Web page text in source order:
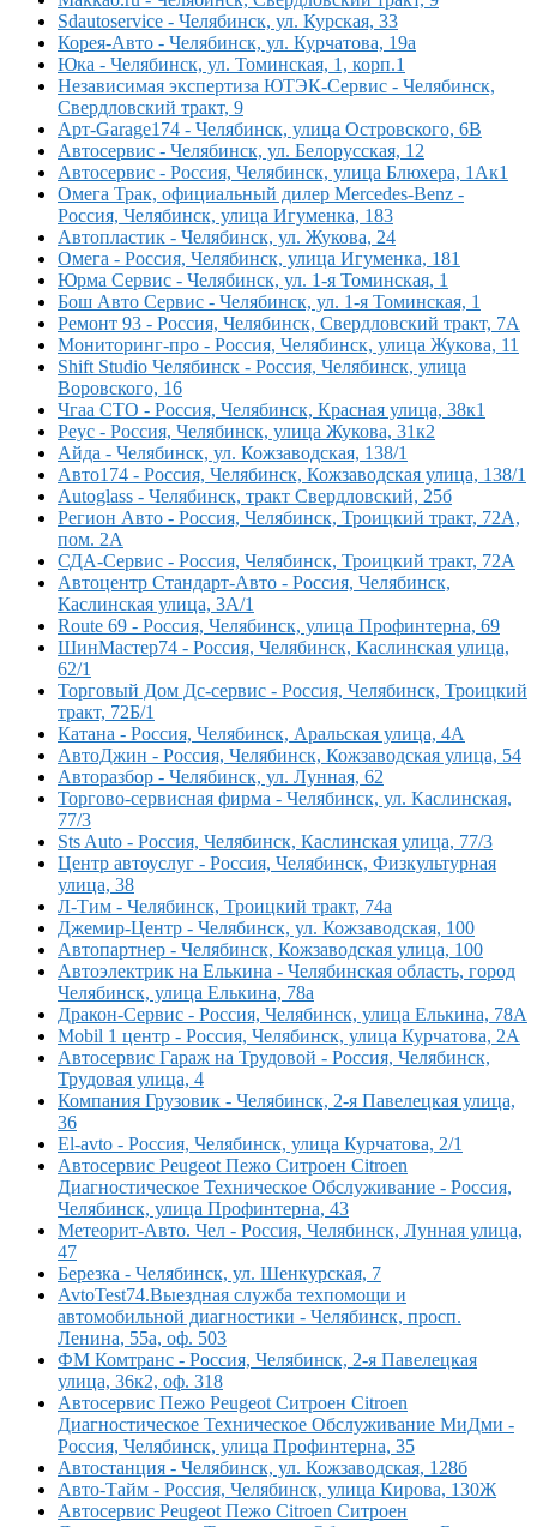
Sdautoservice - Челябинск, ул. Курская, 33
Корея-Авто - Челябинск, ул. Курчатова, 19а
Юка - Челябинск, ул. Томинская, 1, корп.1
Независимая экспертиза ЮТЭК-Сервис - Челябинск,
Свердловский тракт, 9
Арт-Garage174 - Челябинск, улица Островского, 6В
Автосервис - Челябинск, ул. Белорусская, 12
Автосервис - Россия, Челябинск, улица Блюхера, 1Ак1
Омега Трак, официальный дилер Mercedes-Benz -
Россия, Челябинск, улица Игуменка, 183
Автопластик - Челябинск, ул. Жукова, 24
Омега - Россия, Челябинск, улица Игуменка, 181
Юрма Сервис - Челябинск, ул. 1-я Томинская, 1
Бош Авто Сервис - Челябинск, ул. 1-я Томинская, 1
Ремонт 93 - Россия, Челябинск, Свердловский тракт, 7А
Мониторинг-про - Россия, Челябинск, улица Жукова, 11
Shift Studio Челябинск - Россия, Челябинск, улица
Воровского, 16
Чгаа СТО - Россия, Челябинск, Красная улица, 38к1
Реус - Россия, Челябинск, улица Жукова, 31к2
Айда - Челябинск, ул. Кожзаводская, 138/1
Авто174 - Россия, Челябинск, Кожзаводская улица, 138/1
Autoglass - Челябинск, тракт Свердловский, 25б
Регион Авто - Россия, Челябинск, Троицкий тракт, 72А,
пом. 2А
СДА-Сервис - Россия, Челябинск, Троицкий тракт, 72А
Автоцентр Стандарт-Авто - Россия, Челябинск,
Каслинская улица, 3А/1
Route 69 - Россия, Челябинск, улица Профинтерна, 69
ШинМастер74 - Россия, Челябинск, Каслинская улица,
62/1
Торговый Дом Дс-сервис - Россия, Челябинск, Троицкий
тракт, 72Б/1
Катана - Россия, Челябинск, Аральская улица, 4А
АвтоДжин - Россия, Челябинск, Кожзаводская улица, 54
Авторазбор - Челябинск, ул. Лунная, 62
Торгово-сервисная фирма - Челябинск, ул. Каслинская,
77/3
Sts Auto - Россия, Челябинск, Каслинская улица, 77/3
Центр автоуслуг - Россия, Челябинск, Физкультурная
улица, 38
Л-Тим - Челябинск, Троицкий тракт, 74а
Джемир-Центр - Челябинск, ул. Кожзаводская, 100
Автопартнер - Челябинск, Кожзаводская улица, 100
Автоэлектрик на Елькина - Челябинская область, город
Челябинск, улица Елькина, 78а
Дракон-Сервис - Россия, Челябинск, улица Елькина, 78А
Mobil 1 центр - Россия, Челябинск, улица Курчатова, 2А
Автосервис Гараж на Трудовой - Россия, Челябинск,
Трудовая улица, 4
Компания Грузовик - Челябинск, 2-я Павелецкая улица,
36
El-avto - Россия, Челябинск, улица Курчатова, 2/1
Автосервис Peugeot Пежо Ситроен Citroen
Диагностическое Техническое Обслуживание - Россия,
Челябинск, улица Профинтерна, 43
Метеорит-Авто. Чел - Россия, Челябинск, Лунная улица,
47
Березка - Челябинск, ул. Шенкурская, 7
AvtoTest74.Выездная служба техпомощи и
автомобильной диагностики - Челябинск, просп.
Ленина, 55а, оф. 503
ФМ Комтранс - Россия, Челябинск, 2-я Павелецкая
улица, 36к2, оф. 318
Автосервис Пежо Peugeot Ситроен Citroen
Диагностическое Техническое Обслуживание МиДми -
Россия, Челябинск, улица Профинтерна, 35
Автостанция - Челябинск, ул. Кожзаводская, 128б
Авто-Тайм - Россия, Челябинск, улица Кирова, 130Ж
Автосервис Peugeot Пежо Citroen Ситроен